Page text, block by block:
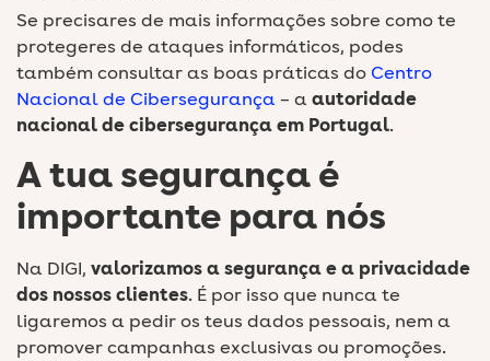
Se precisares de mais informações sobre como te
protegeres de ataques informáticos, podes
também consultar as boas práticas doCentro
Nacional de Cibersegurança– aautoridade
nacional de cibersegurança em Portugal.
A tua segurança é
importante para nós
Na DIGI, valorizamos a segurança e a privacidade
dos nossos clientes. É por isso que nunca te
ligaremos a pedir os teus dados pessoais, nem a
promover campanhas exclusivas ou promoções.